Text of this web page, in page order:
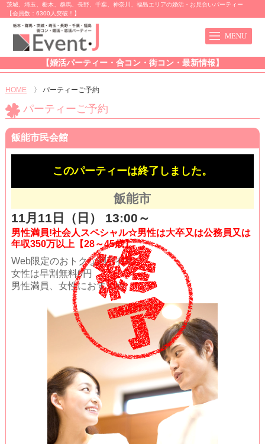
茨城、埼玉、栃木、群馬、長野、千葉、神奈川、福島エリアの婚活・お見合いパーティー
【会員数：6300人突破！】
【婚活パーティー・合コン・街コン・最新情報】
HOME 〉 パーティーご予約
パーティーご予約
飯能市民会館
このパーティーは終了しました。
飯能市
11月11日（日） 13:00～
男性満員!社会人スペシャル☆男性は大卒又は公務員又は
年収350万以上【28～45歳】
Web限定のおトクな割引有!!
女性は早割無料0円
男性満員、女性におすすめ